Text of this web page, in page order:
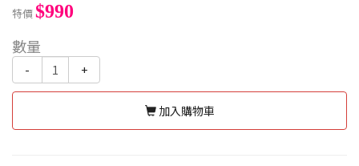
特價$990
數量
- +
加入購物車